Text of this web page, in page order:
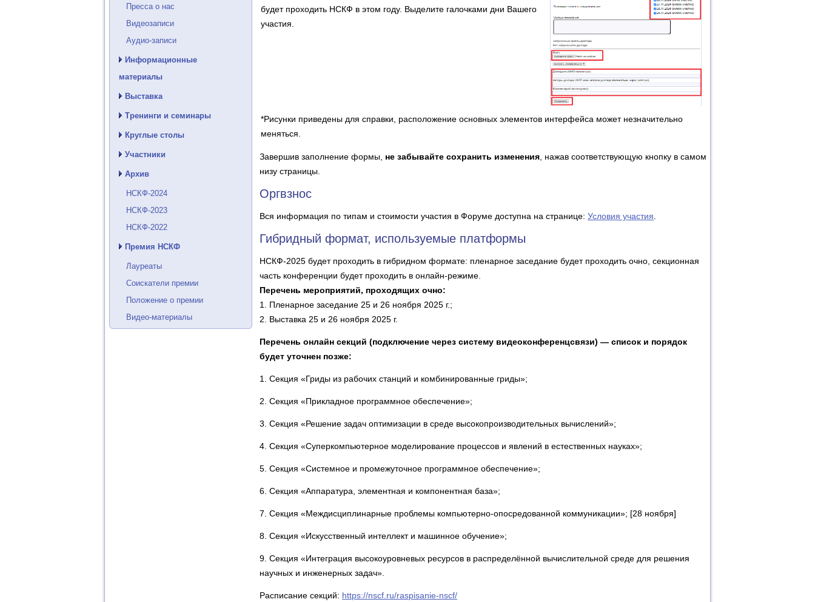
Пресса о нас
Видеозаписи
Аудио-записи
Информационные
материалы
Выставка
Тренинги и семинары
Круглые столы
Участники
Архив
НСКФ-2024
НСКФ-2023
НСКФ-2022
Премия НСКФ
Лауреаты
Соискатели премии
Положение о премии
Видео-материалы
будет проходить НСКФ в этом году. Выделите галочками дни Вашего
участия.
*Рисунки приведены для справки, расположение основных элементов интерфейса может незначительно
меняться.
Завершив заполнение формы, не забывайте сохранить изменения , нажав соответствующую кнопку в самом
низу страницы.
Оргвзнос
Вся информация по типам и стоимости участия в Форуме доступна на странице: Условия участия
Гибридный формат, используемые платформы
НСКФ-2025 будет проходить в гибридном формате: пленарное заседание будет проходить очно, секционная
часть конференции будет проходить в онлайн-режиме.
Перечень мероприятий, проходящих очно:
1. Пленарное заседание 25 и 26 ноября 2025 г.;
2. Выставка 25 и 26 ноября 2025 г.
Перечень онлайн секций (подключение через систему видеоконференцсвязи) — список и порядок
будет уточнен позже:
1. Секция «Гриды из рабочих станций и комбинированные гриды»;
2. Секция «Прикладное программное обеспечение»;
3. Секция «Решение задач оптимизации в среде высокопроизводительных вычислений»;
4. Секция «Суперкомпьютерное моделирование процессов и явлений в естественных науках»;
5. Секция «Системное и промежуточное программное обеспечение»;
6. Секция «Аппаратура, элементная и компонентная база»;
7. Секция «Междисциплинарные проблемы компьютерно-опосредованной коммуникации»; [28 ноября]
8. Секция «Искусственный интеллект и машинное обучение»;
9. Секция «Интеграция высокоуровневых ресурсов в распределённой вычислительной среде для решения
научных и инженерных задач».
Расписание секций: https://nscf.ru/raspisanie-nscf/